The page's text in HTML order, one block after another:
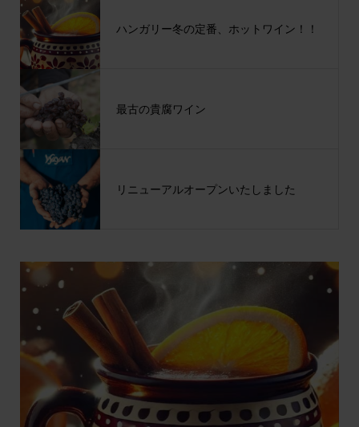
ハンガリー冬の定番、ホットワイン！！
最古の貴腐ワイン
リニューアルオープンいたしました